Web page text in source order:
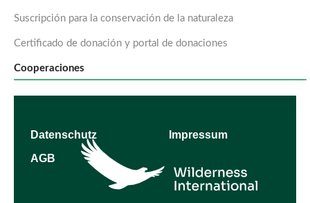
Suscripción para la conservación de la naturaleza
Certificado de donación y portal de donaciones
Cooperaciones
Datenschutz
Impressum
AGB